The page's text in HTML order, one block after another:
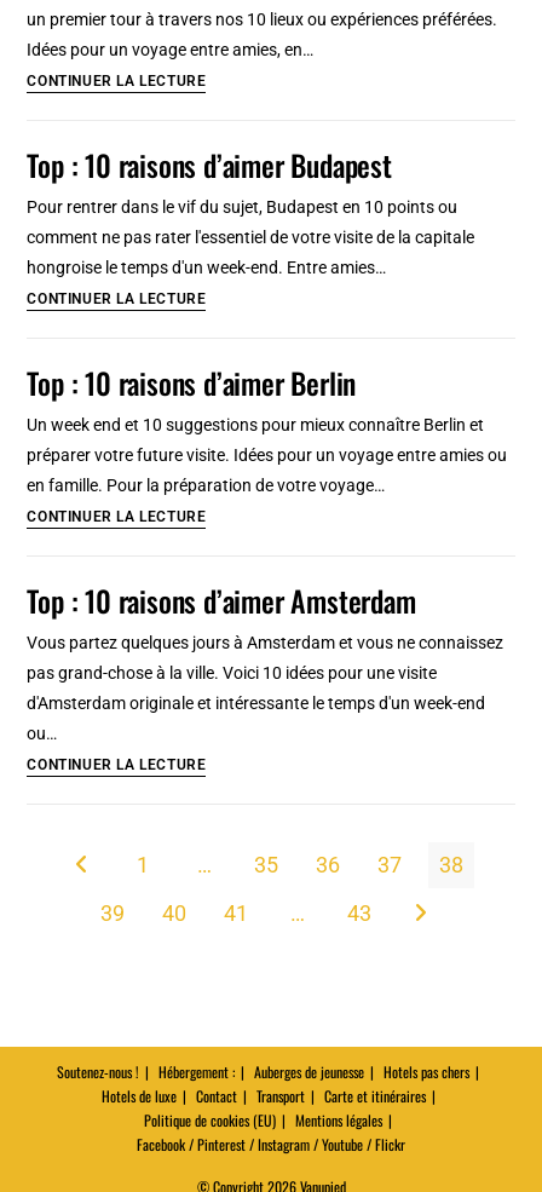
Lyon
un premier tour à travers nos 10 lieux ou expériences préférées.
Idées pour un voyage entre amies, en…
CONTINUER LA LECTURETop
meilleur
de
Krakow
Top : 10 raisons d’aimer Budapest
Pour rentrer dans le vif du sujet, Budapest en 10 points ou
comment ne pas rater l'essentiel de votre visite de la capitale
hongroise le temps d'un week-end. Entre amies…
CONTINUER LA LECTURETop
raisons
d’aimer
Budapest
Top : 10 raisons d’aimer Berlin
Un week end et 10 suggestions pour mieux connaître Berlin et
préparer votre future visite. Idées pour un voyage entre amies ou
en famille. Pour la préparation de votre voyage…
CONTINUER LA LECTURETop
raisons
d’aimer
Berlin
Top : 10 raisons d’aimer Amsterdam
Vous partez quelques jours à Amsterdam et vous ne connaissez
pas grand-chose à la ville. Voici 10 idées pour une visite
d'Amsterdam originale et intéressante le temps d'un week-end
ou…
CONTINUER LA LECTURETop
raisons
Amsterdam
Go to the previous page
1 … 35 36 37
38
39
40 41 … 43 Aller à la page
Soutenez-nous ! Hébergement : Auberges de jeunesse
Hotels pas chers
Hotels de luxe
Contact Transport
Carte et itinéraires
Politique de cookies (EU)
Mentions légales
Facebook / Pinterest / Instagram / Youtube / Flickr
© Copyright 2026 Vanupied